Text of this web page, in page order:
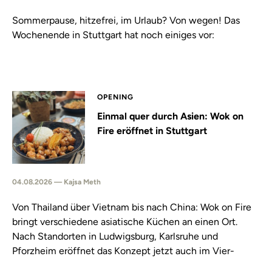
Sommerpause, hitzefrei, im Urlaub? Von wegen! Das
Wochenende in Stuttgart hat noch einiges vor:
OPENING
Einmal quer durch Asien: Wok on
Fire eröffnet in Stuttgart
04.08.2026 — Kajsa Meth
Von Thailand über Vietnam bis nach China: Wok on Fire
bringt verschiedene asiatische Küchen an einen Ort.
Nach Standorten in Ludwigsburg, Karlsruhe und
Pforzheim eröffnet das Konzept jetzt auch im Vier-